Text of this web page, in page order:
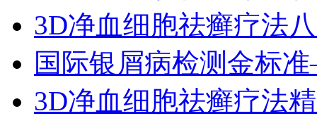
3D净血细胞祛癣疗法
国际银屑病检测金标
3D净血细胞祛癣疗法